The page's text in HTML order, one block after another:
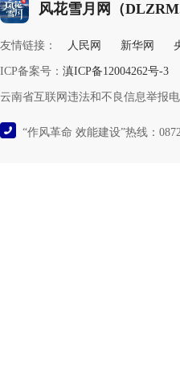
风花雪月网（
友情链接： 人民网 新华网
ICP备案号： 滇ICP备12004262号-3
云南省互联网违法和不良信息举报电
“作风革命 效能建设”热线：